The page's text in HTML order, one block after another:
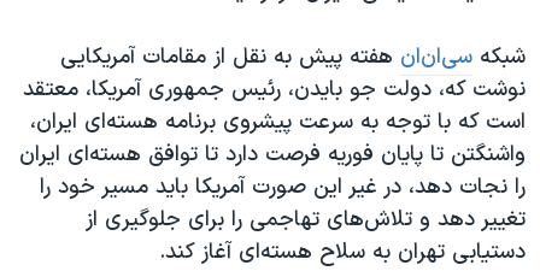
شبکه سی‌ان‌ان هفته پیش به نقل از مقامات آمریکایی
نوشت که، دولت جو بایدن، رئیس جمهوری آمریکا، معتقد
است که با توجه به سرعت پیشروی برنامه هسته‌ای ایران،
واشنگتن تا پایان فوریه فرصت دارد تا توافق هسته‌ای ایران
را نجات دهد، در غیر این صورت آمریکا باید مسیر خود را
تغییر دهد و تلاش‌های تهاجمی را برای جلوگیری از
دستیابی تهران به سلاح هسته‌ای آغاز کند.